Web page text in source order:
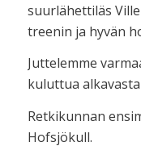
suurlähettiläs
treenin ja hyvän
Juttelemme
kuluttua
Retkikunnan
Hofsjökull.